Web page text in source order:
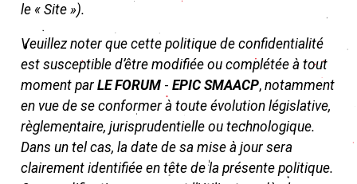
le « Site »).
Veuillez noter que cette politique de confidentialité
est susceptible d’être modifiée ou complétée à tout
moment parLE FORUM -EPIC SMAACP, notamment
en vue de se conformer à toute évolution législative,
règlementaire, jurisprudentielle ou technologique.
Dans un tel cas, la date de sa mise à jour sera
clairement identifiée en tête de la présente politique.